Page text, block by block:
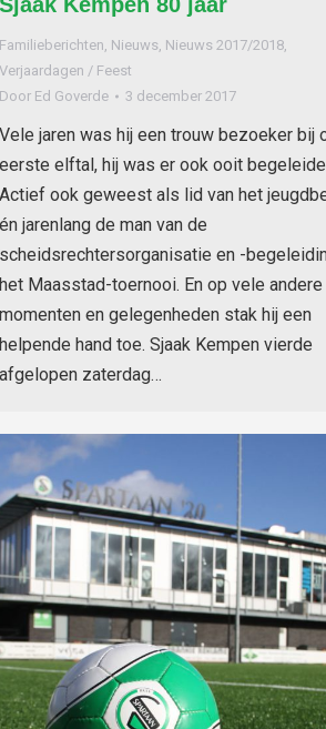
Familieberichten, Nieuws, Nieuws 2017/2018,
Verjaardagen / Feest
Door Ed Goverde 3 december 2017
Vele jaren was hij een trouw bezoeker bij
eerste elftal, hij was er ook ooit
Actief ook geweest als lid van het
én jarenlang de man van de
scheidsrechtersorganisatie en -
het Maasstad-toernooi. En op vele andere
momenten en gelegenheden stak hij een
helpende hand toe. Sjaak Kempen vierde
afgelopen zaterdag…